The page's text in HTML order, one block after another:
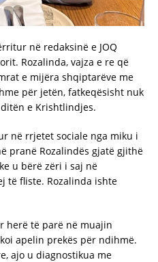
në redaksinë e JOQ
Rozalinda, vajza e re që
e mijëra shqiptarëve me
për jetën, fatkeqësisht nuk
e Krishtlindjes.
në rrjetet sociale nga miku i
pranë Rozalindës gjatë gjithë
u bërë zëri i saj në
të fliste. Rozalinda ishte
herë të parë në muajin
apelin prekës për ndihmë.
ajo u diagnostikua me